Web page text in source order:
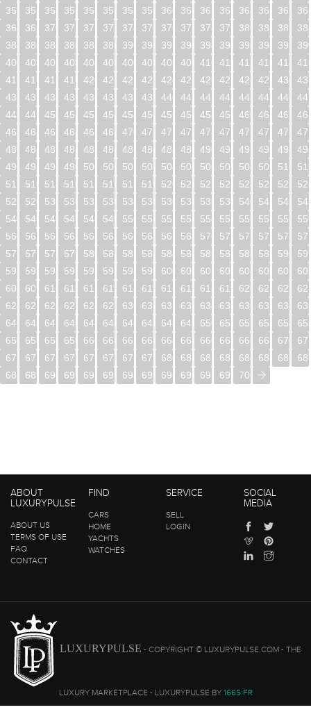
352
353 354 355 356 357 358 359 360 361 362 363 364 365 366
368
369 370 371 372 373 374 375 376 377 378 379 380 381 382
384
385 386 387 388 389 390 391 392 393 394 395 396 397 398
400
401 402 403 404 405 406 407 408 409 410 411 412 413 414
416
417 418 419 420 421 422 423 424 425 426 427 428 429 430
432
433 434 435 436 437 438 439 440 441 442 443 444 445 446
448
449 450 451 452 453 454 455 456 457 458 459 460 461 462
464
465 466 467 468 469 470 471 472 473 474 475 476 477 478
480
481 482 483 484 485 486 487 488 489 490 491 492 493 494
496
497 498 499 500 501 502 503 504 505 506 507 508 509 510
512
513 514 515 516 517 518 519 520 521 522 523 524 525 526
528
529 530 531 532 533 534 535 536 537 538 539 540 541 542
544
545 546 547 548 549 550 551 552 553 554 555 556 557 558
560
561 562 563 564 565 566 567 568 569 570 571 572 573 574
576
577 578 579 580 581 582 583 584 585 586 587 588 589 590
592
593 594 595 596 597 598 599 600 601 602 603 604 605 606
608
609 610 611 612 613 614 615 616 617 618 619 620 621 622
624
625 626 627 628 629 630 631 632 633 634 635 636 637 638
640
641 642 643 644 645 646 647 648 649 650 651 652 653 654
656
657 658 659 660 661 662 663 664 665 666 667 668 669 670
672
673 674 675 676 677 678 679 680 681 682 683 684 685 686
688
689 690 691 692 693 694 695 696 697 698 699 700
ABOUT
LUXURYPULSE
ABOUT US
TERMS OF USE
FAQ
CONTACT
FIND
CARS
HOME
YACHTS
WATCHES
SERVICE
SELL
LOGIN
SOCIAL
MEDIA
LUXURYPULSE - COPYRIGHT © LUXURYPULSE.COM - THE
LUXURY MARKETPLACE - LUXURYPULSE BY 1665.FR